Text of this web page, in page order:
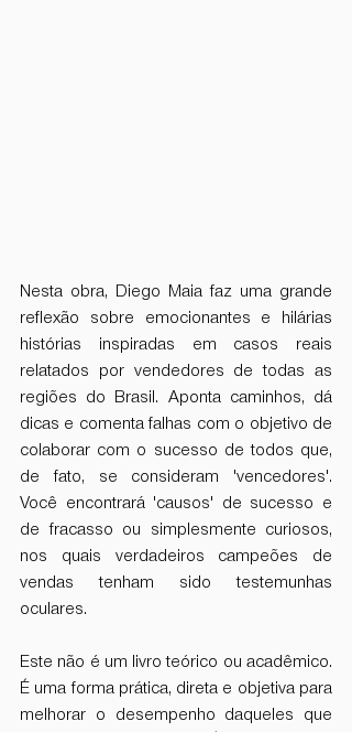
Nesta obra, Diego Maia faz uma grande
reflexão sobre emocionantes e hilárias
histórias inspiradas em casos reais
relatados por vendedores de todas as
regiões do Brasil. Aponta caminhos, dá
dicas e comenta falhas com o objetivo de
colaborar com o sucesso de todos que,
de fato, se consideram 'vencedores'.
Você encontrará 'causos' de sucesso e
de fracasso ou simplesmente curiosos,
nos quais verdadeiros campeões de
vendas tenham sido testemunhas
oculares.
Este não é um livro teórico ou acadêmico.
É uma forma prática, direta e objetiva para
melhorar o desempenho daqueles que